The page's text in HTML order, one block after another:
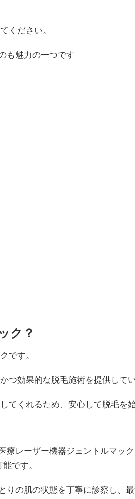
ください。
も魅力の一つです
ク？
です。
つ効果的な脱毛施術を提供してい
てくれるため、安心して脱毛を
療レーザー機器ジェントルマッ
です。
の肌の状態を丁寧に診察し、最